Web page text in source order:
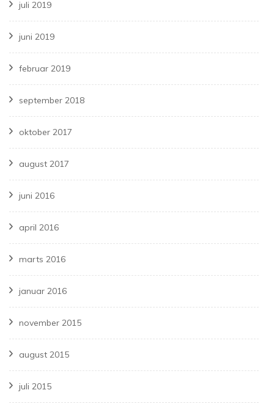
juli 2019
juni 2019
februar 2019
september 2018
oktober 2017
august 2017
juni 2016
april 2016
marts 2016
januar 2016
november 2015
august 2015
juli 2015